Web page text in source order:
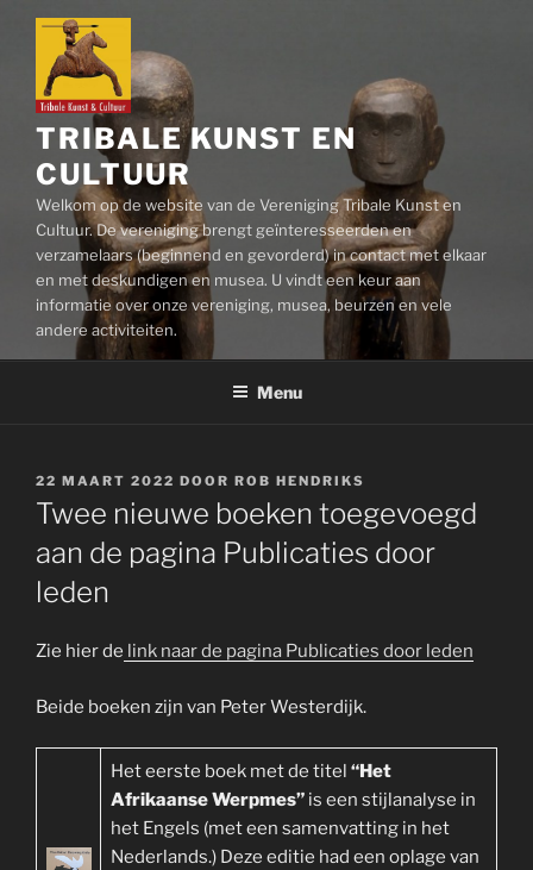
inhoud
TRIBALE KUNST EN
CULTUUR
Welkom op de website van de Vereniging Tribale Kunst en
Cultuur. De vereniging brengt geïnteresseerden en
verzamelaars (beginnend en gevorderd) in contact met elkaar
en met deskundigen en musea. U vindt een keur aan
informatie over onze vereniging, musea, beurzen en vele
andere activiteiten.
Menu
GEPLAATST
OP
22 MAART 2022 DOOR ROB HENDRIKS
Twee nieuwe boeken toegevoegd
aan de pagina Publicaties door
leden
Zie hier de link naar de pagina Publicaties door leden
Beide boeken zijn van Peter Westerdijk.
Het eerste boek met de titel “Het
Afrikaanse Werpmes” is een stijlanalyse in
het Engels (met een samenvatting in het
Nederlands.) Deze editie had een oplage van